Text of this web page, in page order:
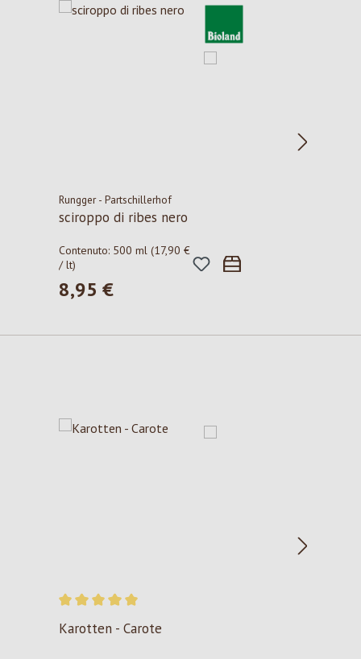
Rungger - Partschillerhof
sciroppo di ribes nero
Contenuto: 500 ml (17,90 €
/ lt)
Prezzo normale:
8,95 €
Valutazione media di 5 su 5 stelle
Karotten - Carote